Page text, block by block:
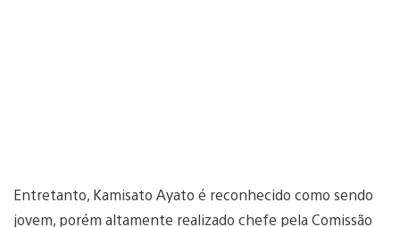
Entretanto, Kamisato Ayato é reconhecido como sendo
jovem, porém altamente realizado chefe pela Comissão